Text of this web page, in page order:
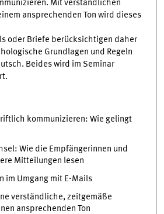
Mit verständlichen
ansprechenden Ton wird dieses
oder Briefe berücksichtigen daher
Grundlagen und Regeln
Beides wird im Seminar
kommunizieren: Wie gelingt
Wie die Empfängerinnen und
Mitteilungen lesen
im Umgang mit E-Mails
verständliche, zeitgemäße
ansprechenden Ton